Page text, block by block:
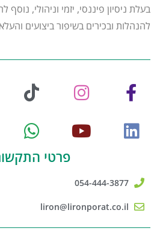
בעלת ניסיון פיננסי, יזמי וניהולי, נוסף
להנהלות ובכירים בשיפור ביצועים
פרטי
054-444-3877
liron@lironporat.co.il